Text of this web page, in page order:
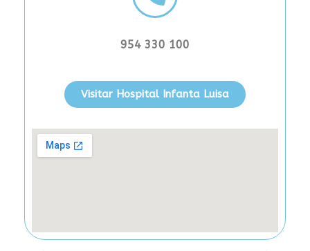
954 330 100
Visitar Hospital Infanta Luisa